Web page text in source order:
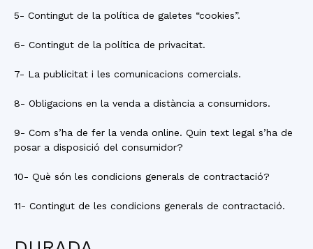
5- Contingut de la política de galetes “cookies”.
6- Contingut de la política de privacitat.
7- La publicitat i les comunicacions comercials.
8- Obligacions en la venda a distància a consumidors.
9- Com s’ha de fer la venda online. Quin text legal s’ha de
posar a disposició del consumidor?
10- Què són les condicions generals de contractació?
11- Contingut de les condicions generals de contractació.